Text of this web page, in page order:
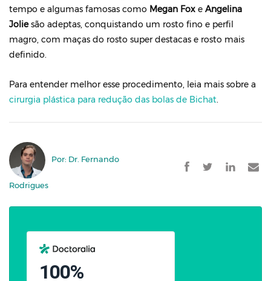
tempo e algumas famosas como Megan Fox e Angelina
Joliesão adeptas, conquistando um rosto fino e perfil
magro, com maças do rosto super destacas e rosto mais
definido.
Para entender melhor esse procedimento, leia mais sobre a
cirurgia plástica para redução das bolas de Bichat.
Por: Dr. Fernando
Rodrigues